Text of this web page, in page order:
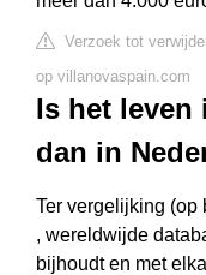
Verzoek tot
op villanovaspain.com
Is het leven
dan in
Ter vergelijking (op
, wereldwijde
bijhoudt en met